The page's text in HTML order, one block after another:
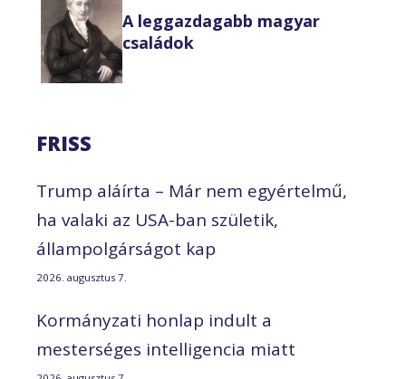
A leggazdagabb magyar
családok
FRISS
Trump aláírta – Már nem egyértelmű,
ha valaki az USA-ban születik,
állampolgárságot kap
2026. augusztus 7.
Kormányzati honlap indult a
mesterséges intelligencia miatt